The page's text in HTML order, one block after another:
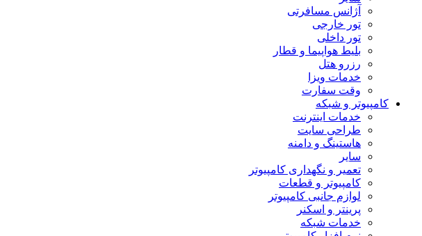
آژانس مسافرتی
تور خارجی
تور داخلی
بلیط هواپیما و قطار
رزرو هتل
خدمات ویزا
وقت سفارت
کامپیوتر و شبکه
خدمات اینترنت
طراحی سایت
هاستینگ و دامنه
سایر
تعمیر و نگهداری کامپیوتر
کامپیوتر و قطعات
لوازم جانبی کامپیوتر
پرینتر و اسکنر
خدمات شبکه